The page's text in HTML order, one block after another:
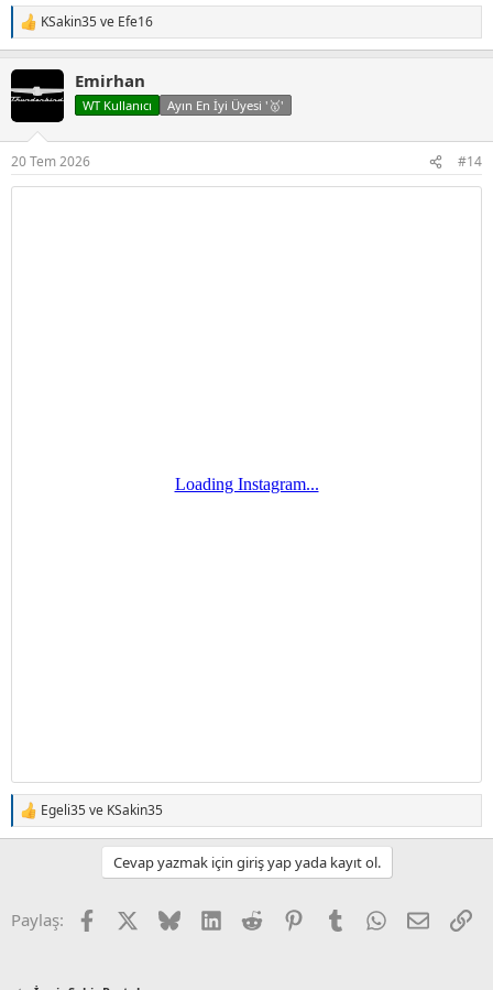
T
e
i
r
:
KSakin35ve Efe16
Emirhan
WT Kullanıcı Ayın En İyi Üyesi '🥇'
20 Tem 2026 #14
T
e
e
Egeli35ve KSakin35
Cevap yazmak için giriş yap yada kayıt ol.
Paylaş: FacebookX (Twitter)
BlueskyLinkedInReddit PinterestTumblr WhatsApp
E-posta